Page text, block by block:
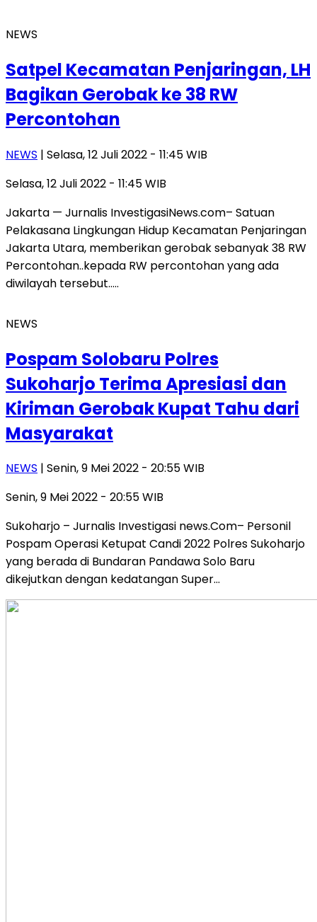
NEWS
Satpel Kecamatan Penjaringan, LH
Bagikan Gerobak ke 38 RW
Percontohan
NEWS | Selasa, 12 Juli 2022 - 11:45 WIB
Selasa, 12 Juli 2022 - 11:45 WIB
Jakarta — Jurnalis InvestigasiNews.com– Satuan
Pelakasana Lingkungan Hidup Kecamatan Penjaringan
Jakarta Utara, memberikan gerobak sebanyak 38 RW
Percontohan..kepada RW percontohan yang ada
diwilayah tersebut…..
NEWS
Pospam Solobaru Polres
Sukoharjo Terima Apresiasi dan
Kiriman Gerobak Kupat Tahu dari
Masyarakat
NEWS | Senin, 9 Mei 2022 - 20:55 WIB
Senin, 9 Mei 2022 - 20:55 WIB
Sukoharjo – Jurnalis Investigasi news.Com– Personil
Pospam Operasi Ketupat Candi 2022 Polres Sukoharjo
yang berada di Bundaran Pandawa Solo Baru
dikejutkan dengan kedatangan Super…